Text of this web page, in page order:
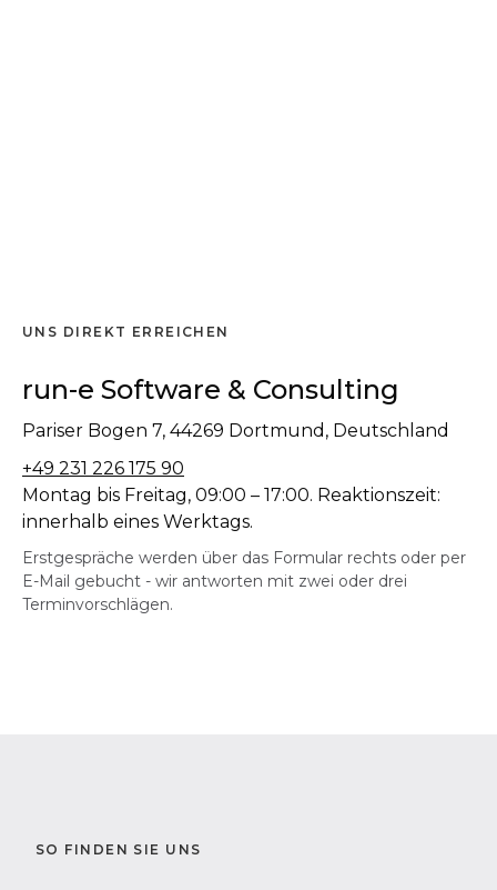
UNS DIREKT ERREICHEN
run-e Software & Consulting
Pariser Bogen 7, 44269 Dortmund, Deutschland
+49 231 226 175 90
Montag bis Freitag, 09:00 – 17:00. Reaktionszeit:
innerhalb eines Werktags.
Erstgespräche werden über das Formular rechts oder per
E-Mail gebucht - wir antworten mit zwei oder drei
Terminvorschlägen.
SO FINDEN SIE UNS